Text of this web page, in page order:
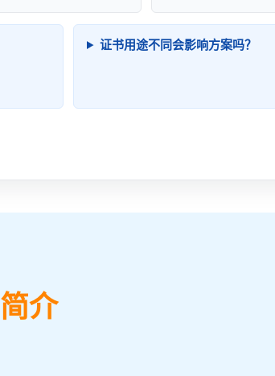
证书用途不同会影响方案吗？
简介